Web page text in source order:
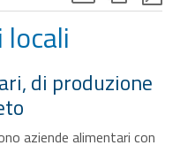
di produzione
aziende alimentari con